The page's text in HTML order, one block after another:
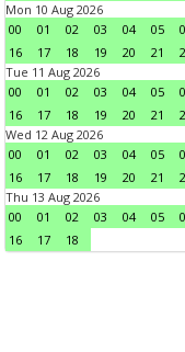
Mon 10 Aug 2026
00
01 02 03 04 05
16
17 18 19 20 21
Tue 11 Aug 2026
00
01 02 03 04 05
16
17 18 19 20 21
Wed 12 Aug 2026
00
01 02 03 04 05
16
17 18 19 20 21
Thu 13 Aug 2026
00
01 02 03 04 05
16
17 18